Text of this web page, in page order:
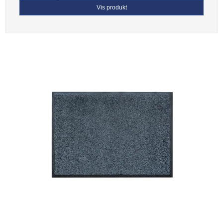
Vis produkt